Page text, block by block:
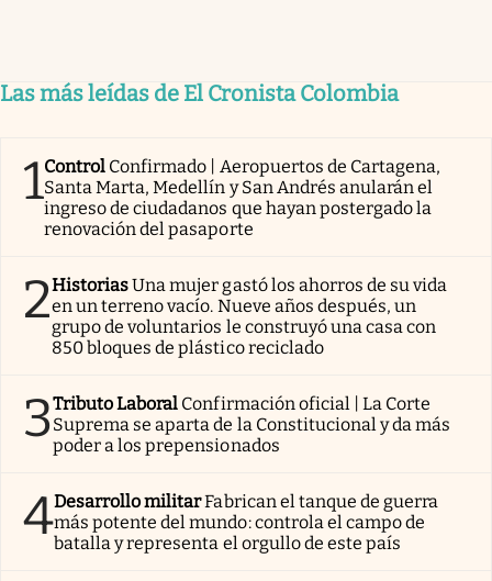
Las más leídas de El Cronista Colombia
1Control Confirmado | Aeropuertos de Cartagena,
Santa Marta, Medellín y San Andrés anularán el
ingreso de ciudadanos que hayan postergado la
renovación del pasaporte
2HistoriasUna mujer gastó los ahorros de su vida
en un terreno vacío. Nueve años después, un
grupo de voluntarios le construyó una casa con
850 bloques de plástico reciclado
3Tributo Laboral Confirmación oficial | La Corte
Suprema se aparta de la Constitucional y da más
poder a los prepensionados
4Desarrollo militarFabrican el tanque de guerra
más potente del mundo: controla el campo de
batalla y representa el orgullo de este país